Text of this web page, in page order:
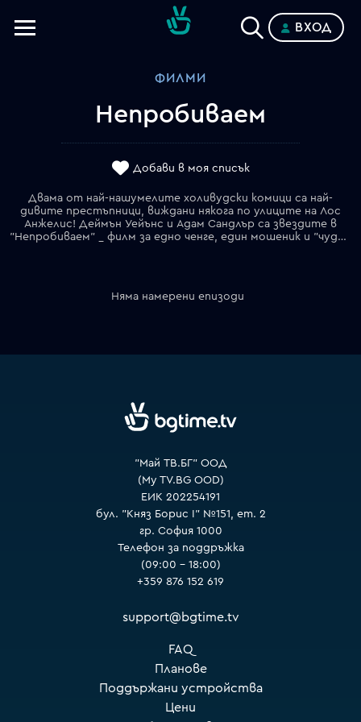
ВХОД
ФИЛМИ
Непробиваем
Добави в моя списък
Двама от най-нашумелите холивудски комици са най-
дивите престъпници, виждани някога по улиците на Лос
Анжелис! Деймън Уейънс и Адам Сандлър са звездите в
"Непробиваем" _ филм за едно ченге, един мошеник и "чудесното" им приятелство. Някога неразделни приятели, Арчи Моузес (Адам Сандлър) и Рок Кийтс (Деймън Уейънс) се оказват от двете страни на закона, всеки почувствал се предаден от другия. Всъщност единственият човек, който ги мрази повече отколкото те се мразят помежду си, е безмилостният наркобос Франк Колтън (Джеймс Каан), който иска смъртта и на двамата. Но сега, по странен каприз на съдбата, Моузес и Кийтс бягат _ и то заедно. С малко повече късмет, юнаците може и да оцелеят. . . ако не се избият преди това помежду си!
Няма намерени епизоди
"Май ТВ.БГ" ООД
(My TV.BG OOD)
ЕИК 202254191
бул. "Княз Борис I" №151, ет. 2
гр. София 1000
Телефон за поддръжка
(09:00 – 18:00)
+359 876 152 619
support@bgtime.tv
FAQ
Планове
Поддържани устройства
Цени